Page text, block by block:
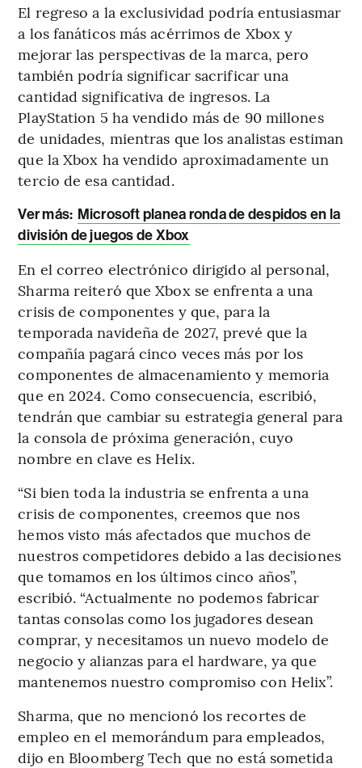
El regreso a la exclusividad podría entusiasmar
a los fanáticos más acérrimos de Xbox y
mejorar las perspectivas de la marca, pero
también podría significar sacrificar una
cantidad significativa de ingresos. La
PlayStation 5 ha vendido más de 90 millones
de unidades, mientras que los analistas estiman
que la Xbox ha vendido aproximadamente un
tercio de esa cantidad.
Ver más: Microsoft planea ronda de despidos en la
división de juegos de Xbox
En el correo electrónico dirigido al personal,
Sharma reiteró que Xbox se enfrenta a una
crisis de componentes y que, para la
temporada navideña de 2027, prevé que la
compañía pagará cinco veces más por los
componentes de almacenamiento y memoria
que en 2024. Como consecuencia, escribió,
tendrán que cambiar su estrategia general para
la consola de próxima generación, cuyo
nombre en clave es Helix.
“Si bien toda la industria se enfrenta a una
crisis de componentes, creemos que nos
hemos visto más afectados que muchos de
nuestros competidores debido a las decisiones
que tomamos en los últimos cinco años”,
escribió. “Actualmente no podemos fabricar
tantas consolas como los jugadores desean
comprar, y necesitamos un nuevo modelo de
negocio y alianzas para el hardware, ya que
mantenemos nuestro compromiso con Helix”.
Sharma, que no mencionó los recortes de
empleo en el memorándum para empleados,
dijo en Bloomberg Tech que no está sometida